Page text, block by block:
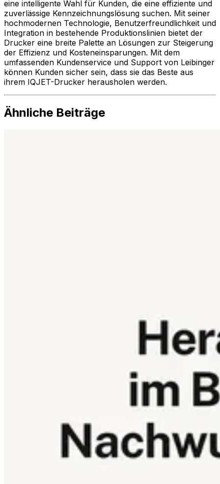
eine intelligente Wahl für Kunden, die eine effiziente und
zuverlässige Kennzeichnungslösung suchen. Mit seiner
hochmodernen Technologie, Benutzerfreundlichkeit und
Integration in bestehende Produktionslinien bietet der
Drucker eine breite Palette an Lösungen zur Steigerung
der Effizienz und Kosteneinsparungen. Mit dem
umfassenden Kundenservice und Support von Leibinger
können Kunden sicher sein, dass sie das Beste aus
ihrem IQJET-Drucker herausholen werden.
Ähnliche Beiträge